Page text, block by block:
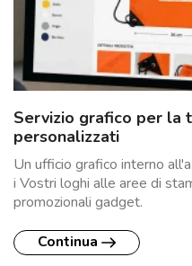
Servizio grafico per la
personalizzati
Un ufficio grafico interno
i Vostri loghi alle aree di
promozionali gadget.
Continua